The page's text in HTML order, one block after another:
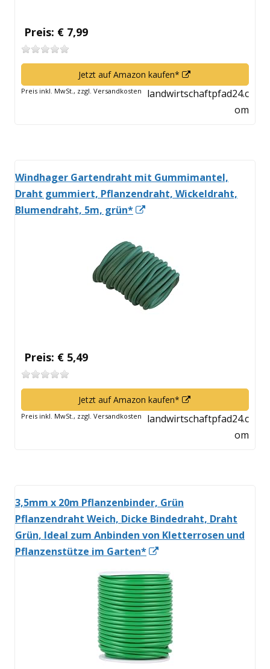
Preis: € 7,99
Jetzt auf Amazon kaufen*
neuem
Fenster
Preis inkl. MwSt., zzgl. Versandkosten
landwirtschaftpfad24.c
om
Windhager Gartendraht mit Gummimantel,
Draht gummiert, Pflanzendraht, Wickeldraht,
Blumendraht, 5m, grün*
öffnen
Preis: € 5,49
Jetzt auf Amazon kaufen*
neuem
Fenster
Preis inkl. MwSt., zzgl. Versandkosten
landwirtschaftpfad24.c
om
3,5mm x 20m Pflanzenbinder, Grün
Pflanzendraht Weich, Dicke Bindedraht, Draht
Grün, Ideal zum Anbinden von Kletterrosen und
Pflanzenstütze im Garten*
Fenster
öffnen